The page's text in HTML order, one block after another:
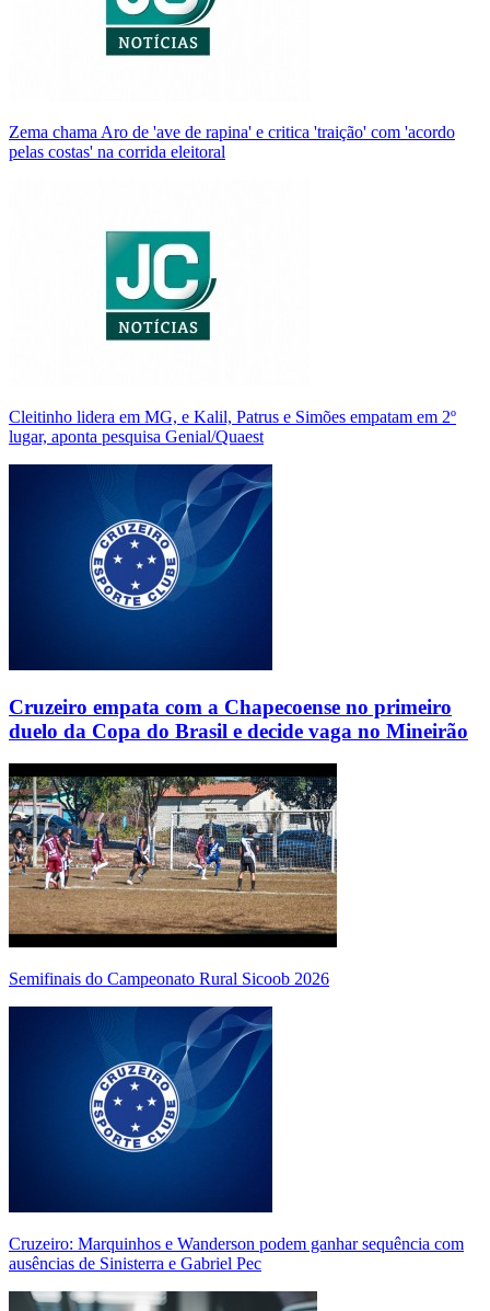
Zema chama Aro de 'ave de rapina' e critica 'traição' com 'acordo
pelas costas' na corrida eleitoral
Cleitinho lidera em MG, e Kalil, Patrus e Simões empatam em 2º
lugar, aponta pesquisa Genial/Quaest
Cruzeiro empata com a Chapecoense no primeiro
duelo da Copa do Brasil e decide vaga no Mineirão
Semifinais do Campeonato Rural Sicoob 2026
Cruzeiro: Marquinhos e Wanderson podem ganhar sequência com
ausências de Sinisterra e Gabriel Pec